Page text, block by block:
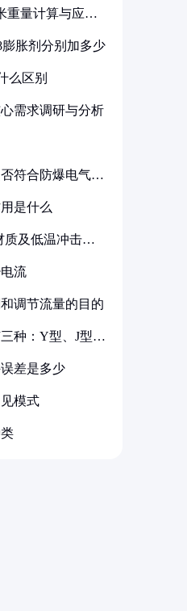
重量计算与应用
胀剂分别加多少
么区别
需求调研与分析
符合防爆电气设
是什么
质及低温冲击要
流
调节流量的目的
种：Y型、J型、
差是多少
模式